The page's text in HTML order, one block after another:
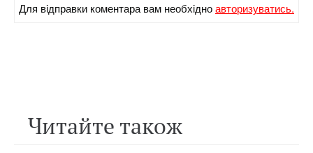
Для вiдправки коментара вам необхiдноавторизуватись.
Читайте також